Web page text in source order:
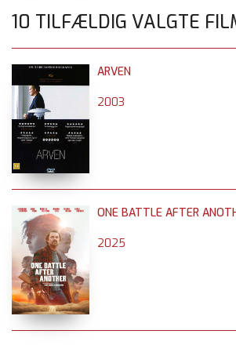
10 TILFÆLDIG VALGTE
ARVEN
2003
ONE BATTLE AFTER
2025